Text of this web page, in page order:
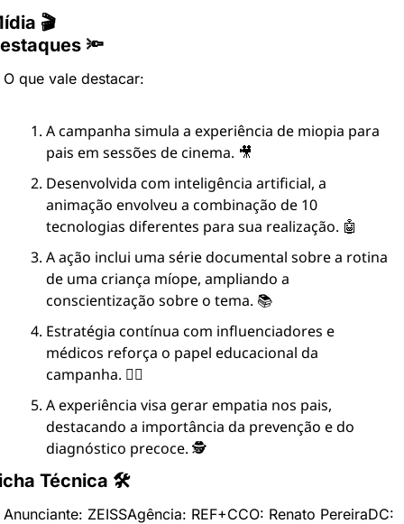
🎬
🔦
O que vale destacar:
A campanha simula a experiência de miopia para
pais em sessões de cinema. 🎥
Desenvolvida com inteligência artificial, a
animação envolveu a combinação de 10
tecnologias diferentes para sua realização. 🤖
A ação inclui uma série documental sobre a rotina
de uma criança míope, ampliando a
conscientização sobre o tema. 📚
Estratégia contínua com influenciadores e
médicos reforça o papel educacional da
campanha. 🧑‍⚕️
A experiência visa gerar empatia nos pais,
destacando a importância da prevenção e do
diagnóstico precoce. 🕵️
Técnica 🛠
Anunciante: ZEISSAgência: REF+CCO: Renato PereiraDC: